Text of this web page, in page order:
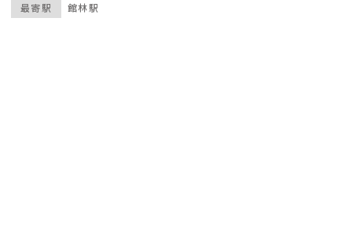
最寄駅 館林駅